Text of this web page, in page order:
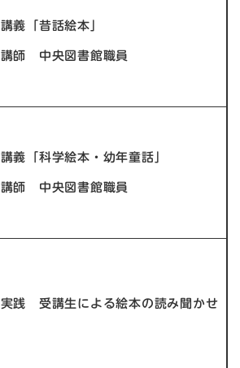
講義「昔話絵本」
講師 中央図書館職員
講義「科学絵本・幼年童話」
講師 中央図書館職員
実践 受講生による絵本の読み聞かせ